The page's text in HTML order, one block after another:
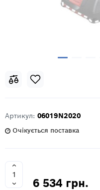
Артикул: 06019N2020
Очікується поставка
6 534 грн.